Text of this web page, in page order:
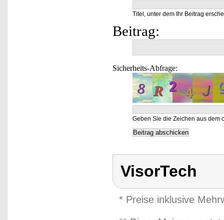
Titel, unter dem Ihr Beitrag
Beitrag:
Sicherheits-Abfrage:
Geben Sie die Zeichen aus dem
VisorTech
* Preise inklusive